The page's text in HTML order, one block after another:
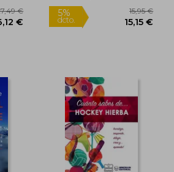
26,12 €
Nuevo
5%
dcto.